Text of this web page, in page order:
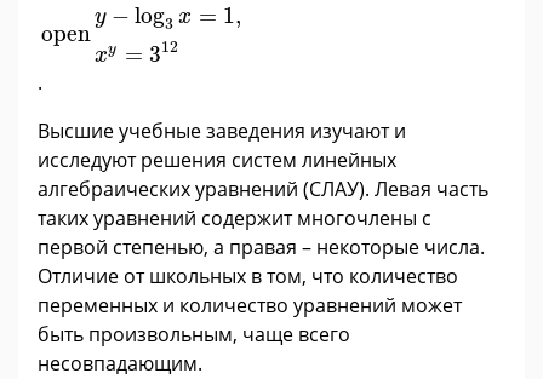
open
y − log3 x = 1,
xy = 312
.
Высшие учебные заведения изучают и
исследуют решения систем линейных
алгебраических уравнений (СЛАУ). Левая часть
таких уравнений содержит многочлены с
первой степенью, а правая – некоторые числа.
Отличие от школьных в том, что количество
переменных и количество уравнений может
быть произвольным, чаще всего
несовпадающим.